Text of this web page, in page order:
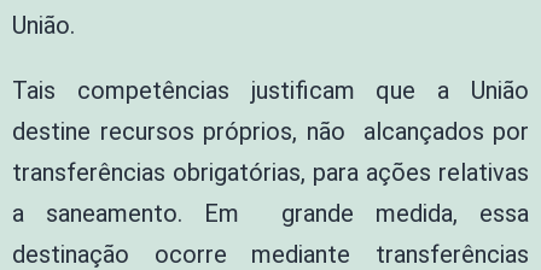
União.
Tais competências justificam que a União
destine recursos próprios, não alcançados por
transferências obrigatórias, para ações relativas
a saneamento. Em grande medida, essa
destinação ocorre mediante transferências